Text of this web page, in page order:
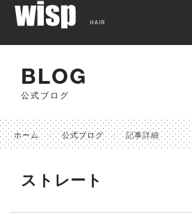
BLOG
公式ブログ
ホーム 公式ブログ 記事詳細
ストレート
HAIR